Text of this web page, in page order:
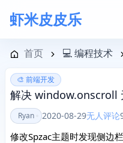
虾米皮皮乐
航菜单
首页 💻 编程技术
🎨 前端开发
解决 window.onscroll
Ryan 2020-08-29无人评论
修改Spzac主题时发现侧边